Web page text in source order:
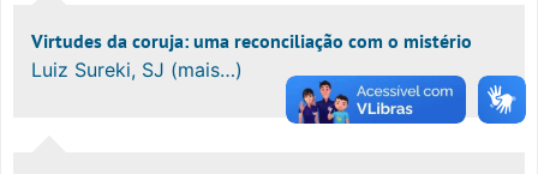
Virtudes da coruja: uma reconciliação com o mistério
Luiz Sureki, SJ (mais…)